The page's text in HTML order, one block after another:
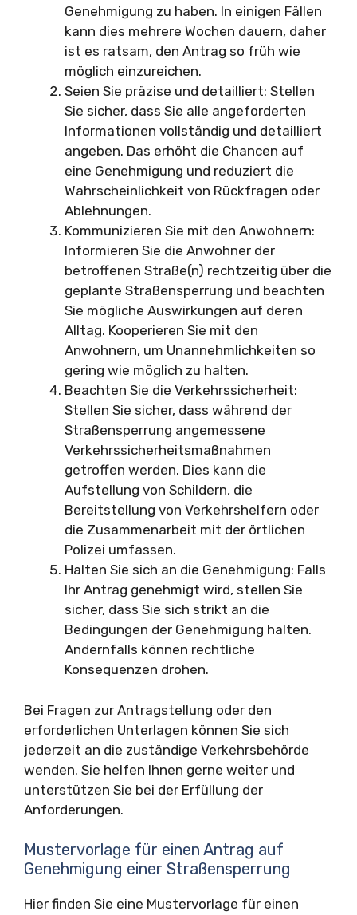
Genehmigung zu haben. In einigen Fällen
kann dies mehrere Wochen dauern, daher
ist es ratsam, den Antrag so früh wie
möglich einzureichen.
Seien Sie präzise und detailliert: Stellen
Sie sicher, dass Sie alle angeforderten
Informationen vollständig und detailliert
angeben. Das erhöht die Chancen auf
eine Genehmigung und reduziert die
Wahrscheinlichkeit von Rückfragen oder
Ablehnungen.
Kommunizieren Sie mit den Anwohnern:
Informieren Sie die Anwohner der
betroffenen Straße(n) rechtzeitig über die
geplante Straßensperrung und beachten
Sie mögliche Auswirkungen auf deren
Alltag. Kooperieren Sie mit den
Anwohnern, um Unannehmlichkeiten so
gering wie möglich zu halten.
Beachten Sie die Verkehrssicherheit:
Stellen Sie sicher, dass während der
Straßensperrung angemessene
Verkehrssicherheitsmaßnahmen
getroffen werden. Dies kann die
Aufstellung von Schildern, die
Bereitstellung von Verkehrshelfern oder
die Zusammenarbeit mit der örtlichen
Polizei umfassen.
Halten Sie sich an die Genehmigung: Falls
Ihr Antrag genehmigt wird, stellen Sie
sicher, dass Sie sich strikt an die
Bedingungen der Genehmigung halten.
Andernfalls können rechtliche
Konsequenzen drohen.
Bei Fragen zur Antragstellung oder den
erforderlichen Unterlagen können Sie sich
jederzeit an die zuständige Verkehrsbehörde
wenden. Sie helfen Ihnen gerne weiter und
unterstützen Sie bei der Erfüllung der
Anforderungen.
Mustervorlage für einen Antrag auf
Genehmigung einer Straßensperrung
Hier finden Sie eine Mustervorlage für einen